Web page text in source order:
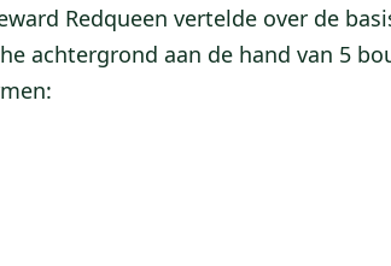
Redqueen vertelde over de
achtergrond aan de hand van 5